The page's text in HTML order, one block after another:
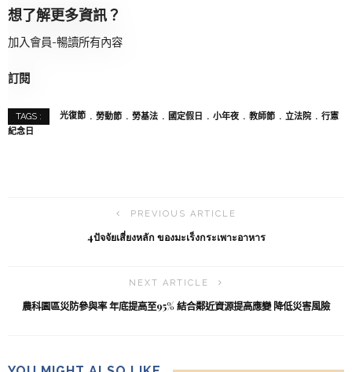
想了解更多資訊？
加入會員-暢讀所有內容
訂閱
TAGS : 光復節 勞動節 勞基法 國定假日 小年夜 教師節 立法院
行憲
紀念日
PREVIOUS ARTICLE
4ปัจจัยเสี่ยงหลัก ของมะเร็งกระเพาะอาหาร
NEXT ARTICLE
農科園區災防參與率 年底提高至95% 結合鄰近資源提高應變 降低災害風險